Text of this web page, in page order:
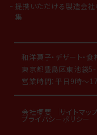
提携いただける製造会社
集
和洋菓子・デザート・
東京都豊島区東池袋
営業時間：平日9時～
会社概要 サイトマッ
プライバシーポリシー